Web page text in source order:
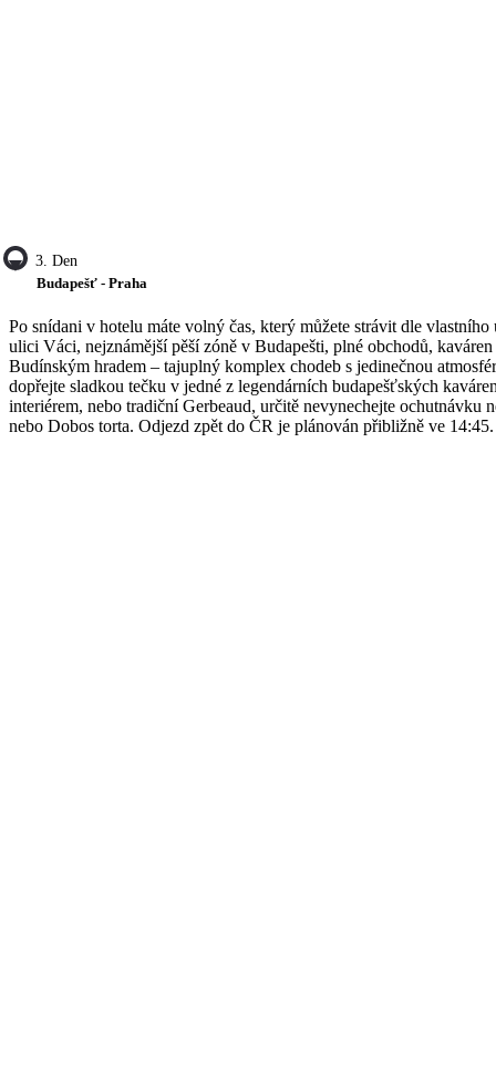
3. Den
Budapešť - Praha
Po snídani v hotelu máte volný čas, který můžete strávit dle
ulici Váci, nejznámější pěší zóně v Budapešti, plné obchodů,
Budínským hradem – tajuplný komplex chodeb s jedinečnou
dopřejte sladkou tečku v jedné z legendárních budapešťských
interiérem, nebo tradiční Gerbeaud, určitě nevynechejte ochutnávku
nebo Dobos torta. Odjezd zpět do ČR je plánován přibližně ve 14:45.